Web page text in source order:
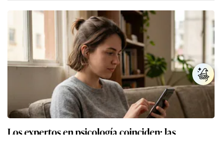
Los expertos en psicología coinciden: las